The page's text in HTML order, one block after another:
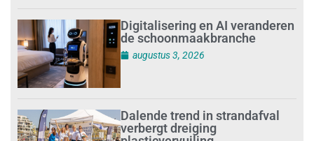
Digitalisering en AI veranderen
de schoonmaakbranche
augustus 3, 2026
Dalende trend in strandafval
verbergt dreiging